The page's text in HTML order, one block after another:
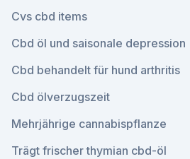
Cvs cbd items
Cbd öl und saisonale depression
Cbd behandelt für hund arthritis
Cbd ölverzugszeit
Mehrjährige cannabispflanze
Trägt frischer thymian cbd-öl